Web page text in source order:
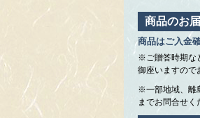
商品のお
商品はご入金
※ご贈答時期な
御座いますので
※一部地域、離
までお問合せく